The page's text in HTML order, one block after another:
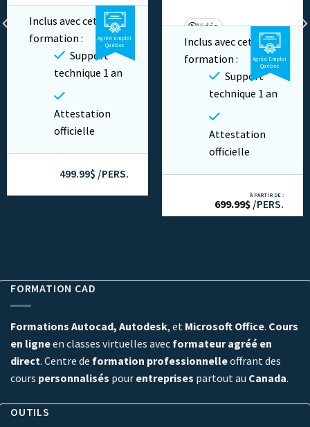
Base 3 heures
Vidéo Privé
Inclus avec cette
formation :
Support
technique 1 an
Attestation
officielle
Agréé Emploi
Québec
499.99$ /PERS.
Vidéo
Cours en ligne
Privé
Inclus avec cette
formation :
Support
technique 1 an
Attestation
officielle
Agréé Emploi
Québec
À PARTIR DE :
699.99$ /PERS.
FORMATION CAD
Formations Autocad, Autodesk, et Microsoft Office. Cours
en ligneen classes virtuelles avec formateur agréé en
direct. Centre de formation professionnelleoffrant des
cours personnalisés pour entreprises partout au Canada.
OUTILS